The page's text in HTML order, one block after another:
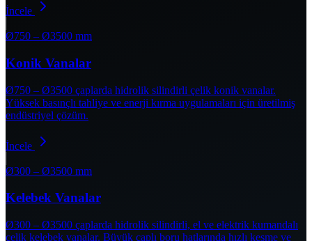
İncele
Ø750 – Ø3500 mm
Konik Vanalar
Ø750 – Ø3500 çaplarda hidrolik silindirli çelik konik vanalar.
Yüksek basınçlı tahliye ve enerji kırma uygulamaları için üretilmiş
endüstriyel çözüm.
İncele
Ø300 – Ø3500 mm
Kelebek Vanalar
Ø300 – Ø3500 çaplarda hidrolik silindirli, el ve elektrik kumandalı
çelik kelebek vanalar. Büyük çaplı boru hatlarında hızlı kesme ve